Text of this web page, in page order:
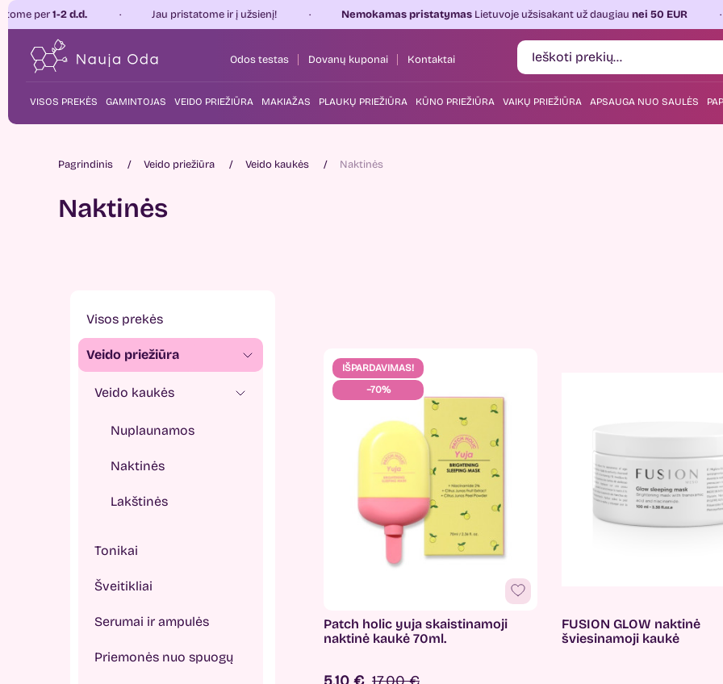
1-2 d.d. Jau pristatome ir į užsienį! Nemokamas pristatymasLietuvoje užsisakant už daugiaunei 50 EUR
Odos testas Dovanų kuponai Kontaktai
VISOS PREKĖS GAMINTOJAS VEIDO PRIEŽIŪRA MAKIAŽAS PLAUKŲ PRIEŽIŪRA KŪNO PRIEŽIŪRA VAIKŲ PRIEŽIŪRA APSAUGA NUO SAULĖS
Pagrindinis Veido priežiūra Veido kaukės Naktinės
Naktinės
visos prekės
veido priežiūra
Veido kaukės
Nuplaunamos
Naktinės
Lakštinės
Tonikai
Šveitikliai
Serumai ir ampulės
Priemonės nuo spuogų
IŠPARDAVIMAS!
−70%
Patch holic yuja skaistinamoji
naktinė kaukė 70ml.
FUSION GLOW naktinė
šviesinamoji kaukė